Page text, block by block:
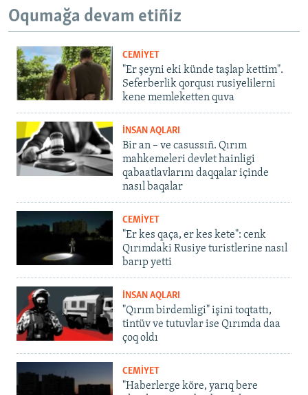
Oqumağa devam etiñiz
CEMİYET
"Er şeyni eki künde taşlap kettim".
Seferberlik qorqusı rusiyelilerni
kene memleketten quva
İNSAN AQLARI
Bir an – ve casussıñ. Qırım
mahkemeleri devlet hainligi
qabaatlavlarını daqqalar içinde
nasıl baqalar
CEMİYET
"Er kes qaça, er kes kete": cenk
Qırımdaki Rusiye turistlerine nasıl
barıp yetti
İNSAN AQLARI
"Qırım birdemligi" işini toqtattı,
tintüv ve tutuvlar ise Qırımda daa
çoq oldı
CEMİYET
"Haberlerge köre, yarıq bere